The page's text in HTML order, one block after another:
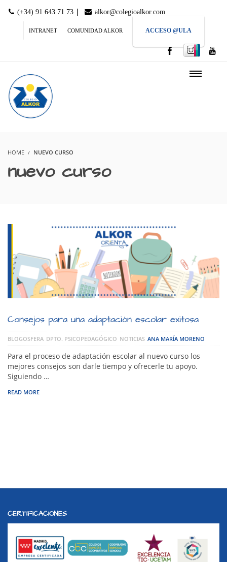
(+34) 91 643 71 73 | alkor@colegioalkor.com
INTRANET COMUNIDAD ALKOR ACCESO @ULA
HOME NUEVO CURSO
nuevo curso
Consejos para una adaptación escolar exitosa
BLOGOSFERA DPTO. PSICOPEDAGÓGICO NOTICIAS ANA MARÍA MORENO
Para el proceso de adaptación escolar al nuevo curso los
mejores consejos son darle tiempo y ofrecerle tu apoyo.
Siguiendo …
READ MORE
CERTIFICACIONES